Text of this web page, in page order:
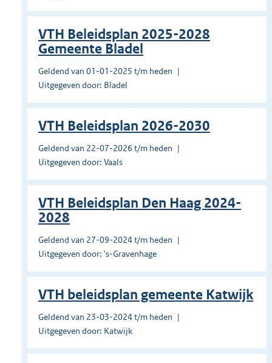
VTH Beleidsplan 2025-2028
Gemeente Bladel
Geldend van 01-01-2025 t/m heden
Uitgegeven door: Bladel
VTH Beleidsplan 2026-2030
Geldend van 22-07-2026 t/m heden
Uitgegeven door: Vaals
VTH Beleidsplan Den Haag 2024-
2028
Geldend van 27-09-2024 t/m heden
Uitgegeven door: 's-Gravenhage
VTH beleidsplan gemeente Katwijk
Geldend van 23-03-2024 t/m heden
Uitgegeven door: Katwijk